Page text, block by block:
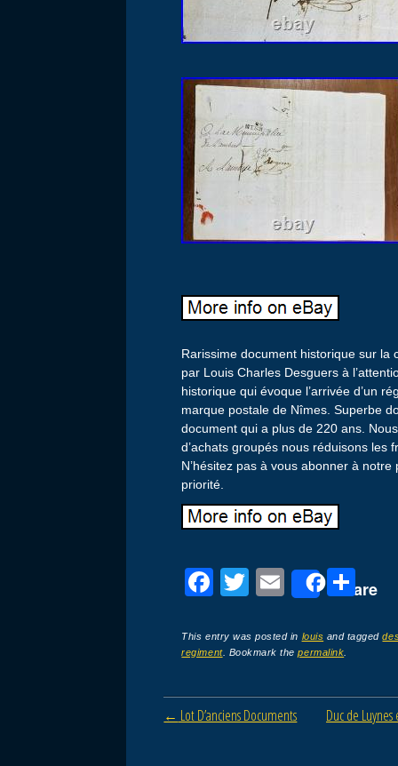
Rarissime document historique sur
par Louis Charles Desguers à
historique qui évoque l’arrivée d’un
marque postale de Nîmes. Superbe
document qui a plus de 220 ans.
d’achats groupés nous réduisons les
N’hésitez pas à vous abonner à
priorité.
F
c
e
b
o
T
tt
er
E
ail
Share
P
ta
er
This entry was posted in louis and tagged
regiment. Bookmark thepermalink
Post navigation
← Lot D’anciens Documents Duc de